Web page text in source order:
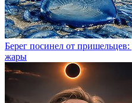
Берег посинел от
жары